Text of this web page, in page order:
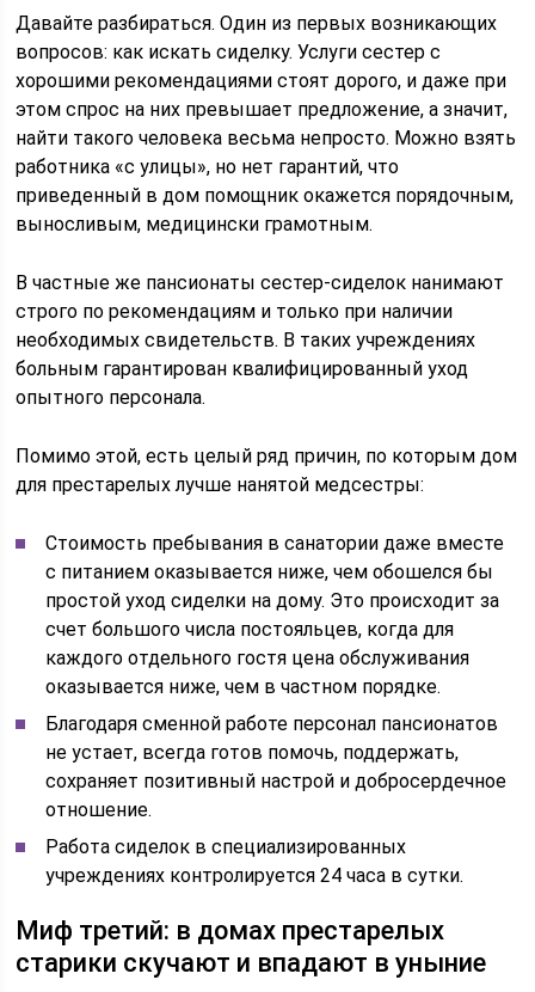
Давайте разбираться. Один из первых возникающих
вопросов: как искать сиделку. Услуги сестер с
хорошими рекомендациями стоят дорого, и даже при
этом спрос на них превышает предложение, а значит,
найти такого человека весьма непросто. Можно взять
работника «с улицы», но нет гарантий, что
приведенный в дом помощник окажется порядочным,
выносливым, медицински грамотным.
В частные же пансионаты сестер-сиделок нанимают
строго по рекомендациям и только при наличии
необходимых свидетельств. В таких учреждениях
больным гарантирован квалифицированный уход
опытного персонала.
Помимо этой, есть целый ряд причин, по которым дом
для престарелых лучше нанятой медсестры:
Стоимость пребывания в санатории даже вместе
с питанием оказывается ниже, чем обошелся бы
простой уход сиделки на дому. Это происходит за
счет большого числа постояльцев, когда для
каждого отдельного гостя цена обслуживания
оказывается ниже, чем в частном порядке.
Благодаря сменной работе персонал пансионатов
не устает, всегда готов помочь, поддержать,
сохраняет позитивный настрой и добросердечное
отношение.
Работа сиделок в специализированных
учреждениях контролируется 24 часа в сутки.
Миф третий: в домах престарелых
старики скучают и впадают в уныние